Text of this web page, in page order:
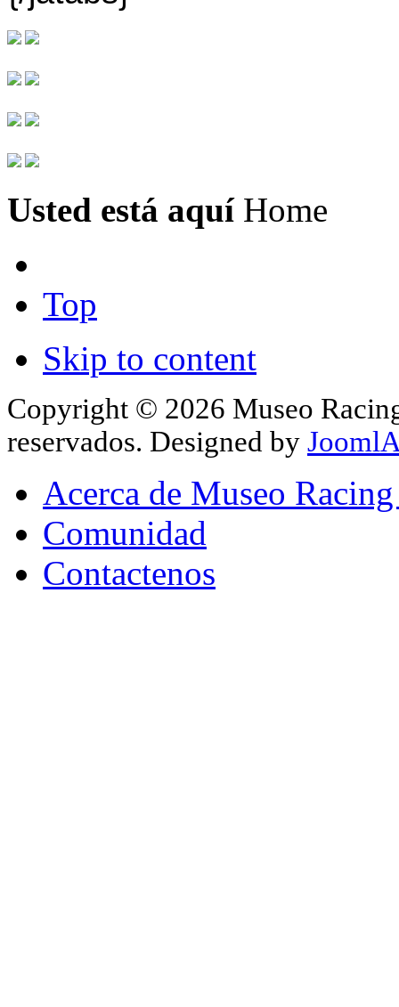
Usted está aquí Home
Top
Skip to content
Copyright © 2026 Museo
reservados. Designed by
Acerca de Museo
Comunidad
Contactenos